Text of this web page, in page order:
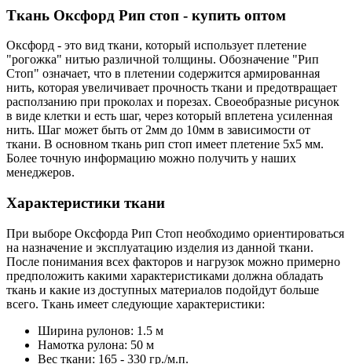
Ткань Оксфорд Рип стоп - купить оптом
Оксфорд - это вид ткани, который использует плетение
"рогожка" нитью различной толщины. Обозначение "Рип
Стоп" означает, что в плетении содержится армированная
нить, которая увеличивает прочность ткани и предотвращает
расползанию при проколах и порезах. Своеобразные рисунок
в виде клетки и есть шаг, через который вплетена усиленная
нить. Шаг может быть от 2мм до 10мм в зависимости от
ткани. В основном ткань рип стоп имеет плетение 5х5 мм.
Более точную информацию можно получить у наших
менеджеров.
Характеристики ткани
При выборе Оксфорда Рип Стоп необходимо ориентироваться
на назначение и эксплуатацию изделия из данной ткани.
После понимания всех факторов и нагрузок можно примерно
предположить какими характеристиками должна обладать
ткань и какие из доступных материалов подойдут больше
всего. Ткань имеет следующие характеристики:
Ширина рулонов: 1.5 м
Намотка рулона: 50 м
Вес ткани: 165 - 330 гр./м.п.